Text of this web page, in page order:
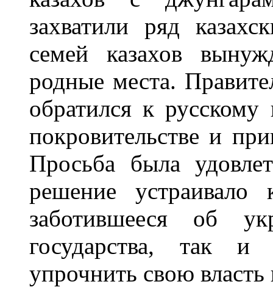
захватили ряд
семей казахов
родные места.
обратился к русскому
покровительстве и
Просьба была
решение устраивало
заботившееся об
государства, так и
упрочнить свою власть